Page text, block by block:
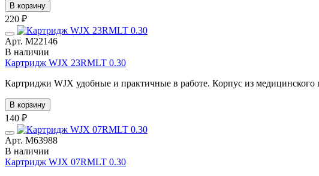
В корзину
220 ₽
Арт. М22146
В наличии
Картридж WJX 23RMLT 0.30
Картриджи WJX удобные и практичные в работе. Корпус из медицинского
В корзину
140 ₽
Арт. М63988
В наличии
Картридж WJX 07RMLT 0.30